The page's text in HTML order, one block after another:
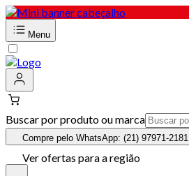
Menu
Buscar por produto ou marca
Compre pelo WhatsApp: (21) 97971-2181
Ver ofertas para a região